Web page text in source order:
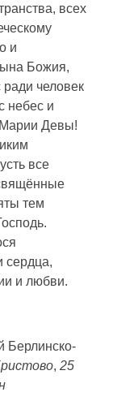
всех
и
Божия,
человек
небес и
Марии Девы!
все
тем
сердца,
и любви.
Берлинско-
, 25